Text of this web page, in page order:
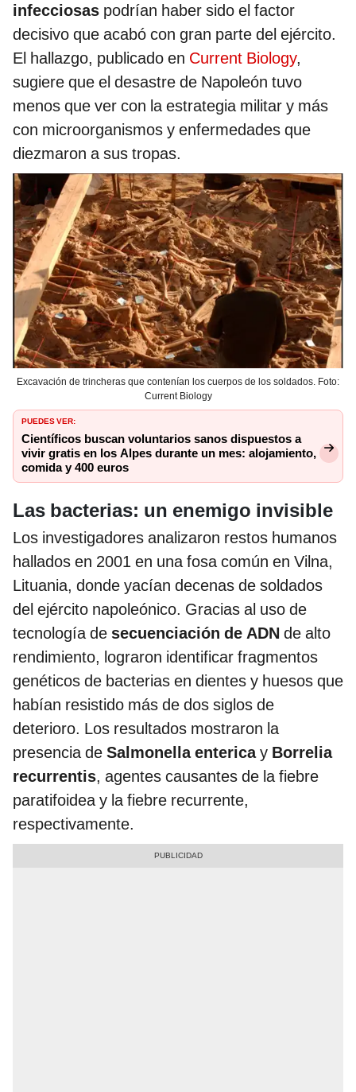
infecciosas podrían haber sido el factor
decisivo que acabó con gran parte del ejército.
El hallazgo, publicado en Current Biology,
sugiere que el desastre de Napoleón tuvo
menos que ver con la estrategia militar y más
con microorganismos y enfermedades que
diezmaron a sus tropas.
Excavación de trincheras que contenían los cuerpos de los soldados. Foto:
Current Biology
PUEDES VER:
Científicos buscan voluntarios sanos dispuestos a
vivir gratis en los Alpes durante un mes: alojamiento,
comida y 400 euros
Las bacterias: un enemigo invisible
Los investigadores analizaron restos humanos
hallados en 2001 en una fosa común en Vilna,
Lituania, donde yacían decenas de soldados
del ejército napoleónico. Gracias al uso de
tecnología de secuenciación de ADN de alto
rendimiento, lograron identificar fragmentos
genéticos de bacterias en dientes y huesos que
habían resistido más de dos siglos de
deterioro. Los resultados mostraron la
presencia de Salmonella entericay Borrelia
recurrentis, agentes causantes de la fiebre
paratifoidea y la fiebre recurrente,
respectivamente.